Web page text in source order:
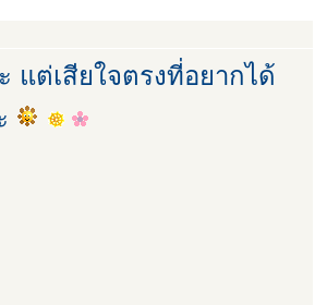
ต่เสียใจตรงที่อยากได้